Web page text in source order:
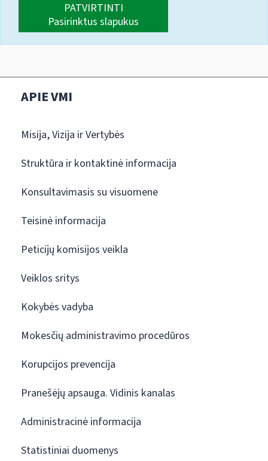
PATVIRTINTI
Pasirinktus slapukus
APIE VMI
Misija, Vizija ir Vertybės
Struktūra ir kontaktinė informacija
Konsultavimasis su visuomene
Teisinė informacija
Peticijų komisijos veikla
Veiklos sritys
Kokybės vadyba
Mokesčių administravimo procedūros
Korupcijos prevencija
Pranešėjų apsauga. Vidinis kanalas
Administracinė informacija
Statistiniai duomenys